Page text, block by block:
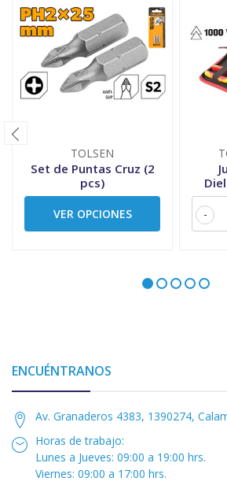
TOLSEN
Set de Puntas Cruz (2
pcs)
VER OPCIONES -
ENCUÉNTRANOS
Av. Granaderos 4383, 1390274,
Horas de trabajo:
Lunes a Jueves: 09:00 a 19:00 hrs.
Viernes: 09:00 a 17:00 hrs.